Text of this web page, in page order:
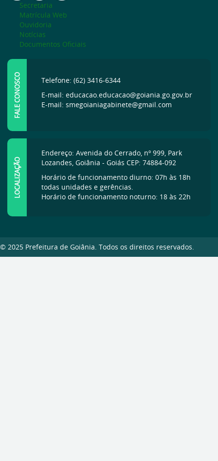
Secretaria
Matrícula Web
Ouvidoria
Notícias
Documentos Oficiais
FALE CONOSCO
Telefone: (62) 3416-6344
E-mail: educacao.educacao@goiania.go.gov.br
E-mail: smegoianiagabinete@gmail.com
LOCALIZAÇÃO
Endereço: Avenida do Cerrado, nº 999, Park
Lozandes, Goiânia - Goiás CEP: 74884-092
Horário de funcionamento diurno: 07h às 18h
todas unidades e gerências.
Horário de funcionamento noturno: 18 às 22h
© 2025 Prefeitura de Goiânia. Todos os direitos reservados.